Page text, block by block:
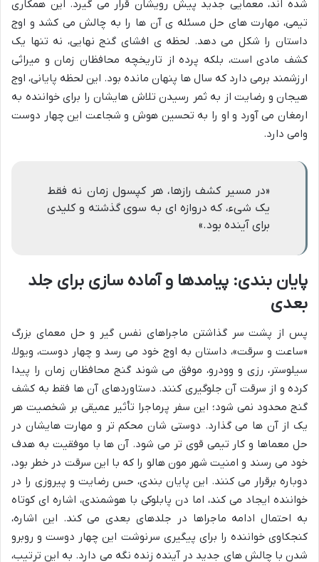
شده اند، معمایی جدید پیش رویشان قرار می گیرد. این همکاری
تیمی، مهارت های حل مسئله ی آن ها را به چالش می کشد و اوج
داستان را شکل می دهد. لحظه ی افشای گنج نهایی، نه تنها یک
کشف مادی است، بلکه پرده از تاریخچه محافظان زمان و میراثی
ارزشمند برمی دارد که سال ها پنهان مانده بود. این لحظه پایانی، اوج
هیجان و رضایت از به ثمر رسیدن تلاش هایشان را برای خواننده به
ارمغان می آورد و او را به تحسین هوش و شجاعت این چهار دوست
وامی دارد.
«در مسیر کشف رازها، هر کپسول زمان نه فقط
یک شیء، که دروازه ای به سوی گذشته و کلیدی
برای آینده بود.»
پایان بندی: پیامدها و آماده سازی برای جلد
بعدی
پس از پشت سر گذاشتن ماجراهای نفس گیر و حل معمای بزرگ
«ساعت و سرقت»، داستان به اوج خود می رسد و چهار دوست، ویولا،
سیلوستر، رزی و وودرو، موفق می شوند گنج محافظان زمان را پیدا
کرده و از سرقت آن جلوگیری کنند. دستاوردهای آن ها فقط به کشف
گنج محدود نمی شود؛ این سفر پرماجرا تأثیر عمیقی بر شخصیت هر
یک از آن ها می گذارد. دوستی شان محکم تر و مهارت هایشان در
حل معماها و کار تیمی قوی تر می شود. آن ها با موفقیت به هدف
خود می رسند و امنیت شهر مون هالو را که با این سرقت در خطر بود،
دوباره برقرار می کنند. این پایان بندی، حس رضایت و پیروزی را در
خواننده ایجاد می کند، اما دن پابلوکی با هوشمندی، اشاره ای کوتاه
به احتمال ادامه ماجراها در جلدهای بعدی می کند. این اشاره،
کنجکاوی خواننده را برای پیگیری سرنوشت این چهار دوست و روبرو
شدن با چالش های جدید در آینده زنده نگه می دارد. به این ترتیب،